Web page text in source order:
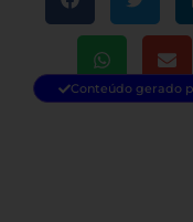
Conteúdo gerado